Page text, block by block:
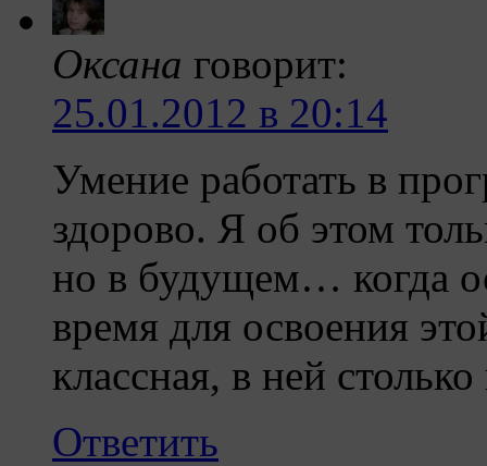
Оксана говорит:
25.01.2012 в 20:14
Умение работать в
здорово. Я об этом
но в будущем… когда
время для освоения
классная, в ней
Ответить